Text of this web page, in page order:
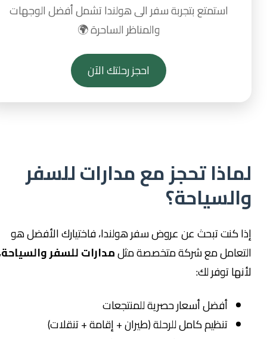
استمتع بتجربة سفر الى هولندا تشمل أفضل الوجهات
والمناظر الساحرة 🌍
احجز رحلتك الآن
تحجز مع مدارات للسفر
كنت تبحث عن عروض سفر هولندا، فاختيارك الأفضل هو
مع شركة متخصصة مثلمدارات للسفر والسياحة،
توفر لك:
أفضل أسعار حصرية للمنتجعات
تنظيم كامل للرحلة (طيران + إقامة + تنقلات)